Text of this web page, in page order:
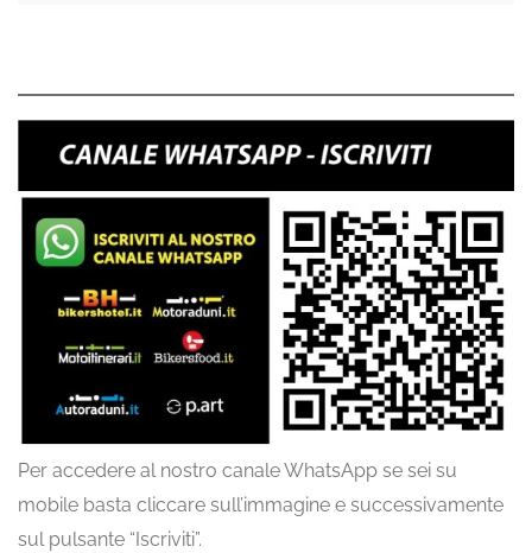
Per accedere al nostro canale WhatsApp se sei su
mobile basta cliccare sull’immagine e successivamente
sul pulsante “Iscriviti”.